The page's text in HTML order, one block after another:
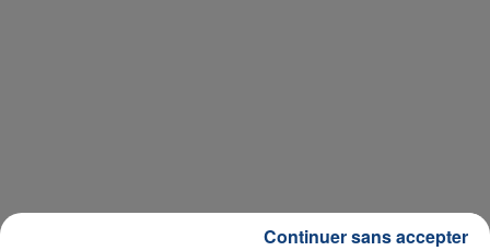
Continuer sans accepter